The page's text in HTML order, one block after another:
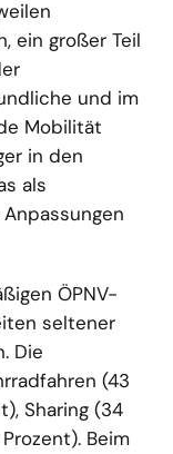
ein großer Teil
und im
Mobilität
in den
als
ÖPNV-
seltener
Die
(43
Sharing (34
Beim